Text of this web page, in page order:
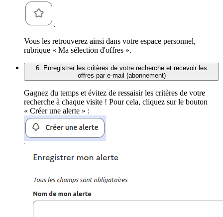
.
Vous les retrouverez ainsi dans votre espace personnel,
rubrique « Ma sélection d'offres ».
6. Enregistrer les critères de votre recherche et recevoir les
offres par e-mail (abonnement)
Gagnez du temps et évitez de ressaisir les critères de votre
recherche à chaque visite ! Pour cela, cliquez sur le bouton
« Créer une alerte » :